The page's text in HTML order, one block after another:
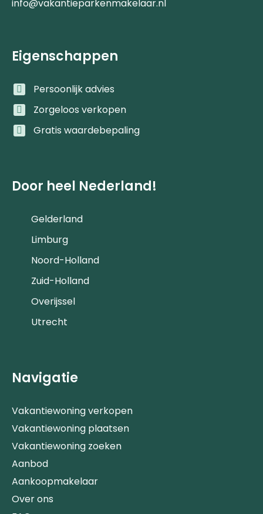
info@vakantieparkenmakelaar.nl
Eigenschappen
Persoonlijk advies
Zorgeloos verkopen
Gratis waardebepaling
Door heel Nederland!
Gelderland
Limburg
Noord-Holland
Zuid-Holland
Overijssel
Utrecht
Navigatie
Vakantiewoning verkopen
Vakantiewoning plaatsen
Vakantiewoning zoeken
Aanbod
Aankoopmakelaar
Over ons